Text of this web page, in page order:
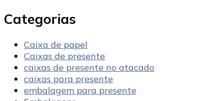
Categorias
Caixa de papel
Caixas de presente
caixas de presente no atacado
caixas para presente
embalagem para presente